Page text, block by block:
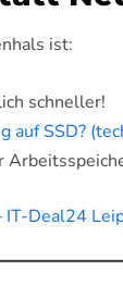
ist:
schneller!
auf SSD?
IT-Deal24